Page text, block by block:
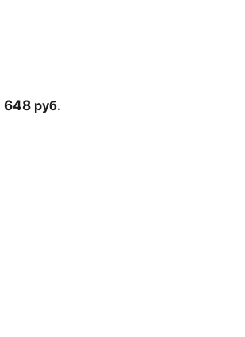
648 руб.